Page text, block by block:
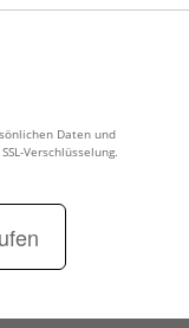
Daten und
Verschlüsselung.